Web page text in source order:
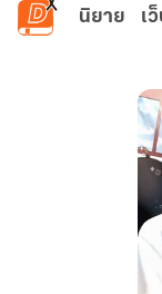
ข้ามไปยังเนื้อหาหลัก
นิยาย เ